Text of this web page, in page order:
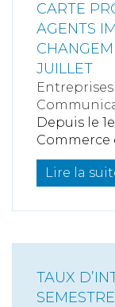
CARTE
AGENTS
JUILLET
Entreprises
Depuis le
Commerce
Lire la
TAUX